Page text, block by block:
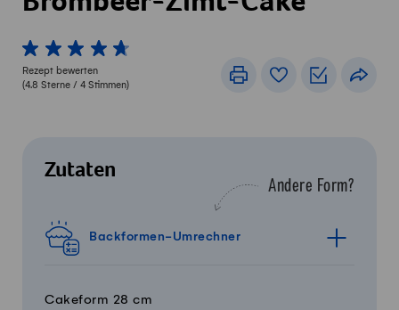
1 von 5 Sterne
2 von 5 Sterne
3 von 5 Sterne
4 von 5 Sterne
5 von 5 Sterne
Rezept bewerten
(4.8 Sterne / 4 Stimmen)
DruckenRezeptbuch
Zutaten
Andere Form?
Backformen-Umrechner
Cakeform 28 cm